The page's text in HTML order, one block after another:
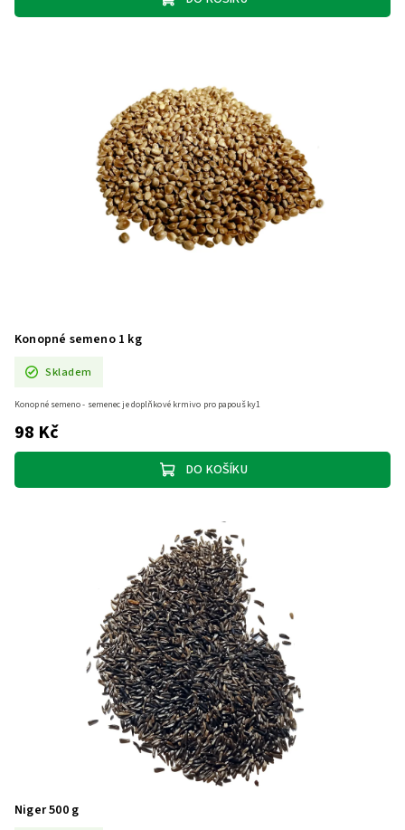
Konopné semeno 1 kg
Skladem
98 Kč
DO KOŠÍKU
Konopné semeno - semenec je doplňkové krmivo pro papoušky1
Niger 500 g